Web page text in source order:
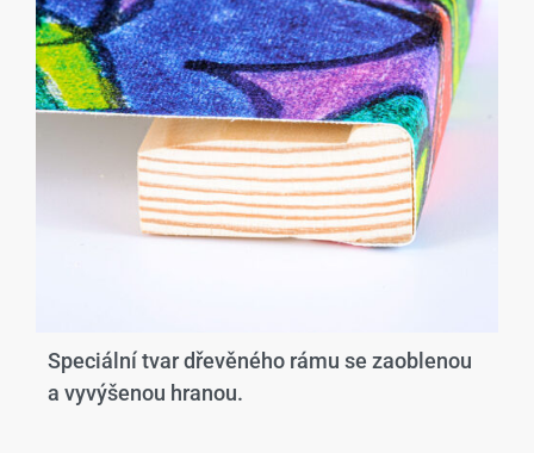
Speciální tvar dřevěného rámu se zaoblenou
a vyvýšenou hranou.​